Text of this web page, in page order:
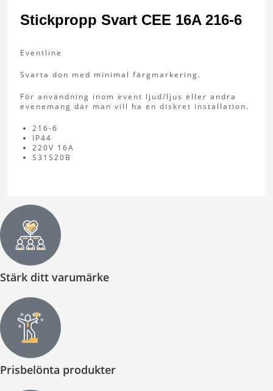
Stickpropp Svart CEE 16A 216-6
Eventline
Svarta don med minimal färgmarkering.
För användning inom event ljud/ljus eller andra
evenemang där man vill ha en diskret installation.
216-6
IP44
220V 16A
S31S20B
Stärk ditt varumärke
Prisbelönta produkter